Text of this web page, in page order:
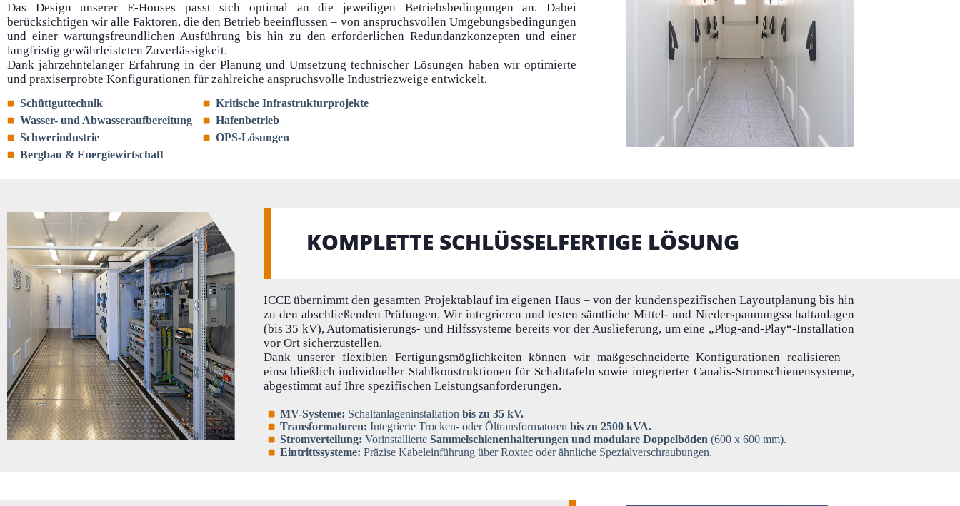
Das Design unserer E-Houses passt sich optimal an die jeweiligen Betriebsbedingungen an. Dabei
berücksichtigen wir alle Faktoren, die den Betrieb beeinflussen – von anspruchsvollen Umgebungsbedingungen
und einer wartungsfreundlichen Ausführung bis hin zu den erforderlichen Redundanzkonzepten und einer
langfristig gewährleisteten Zuverlässigkeit.
Dank jahrzehntelanger Erfahrung in der Planung und Umsetzung technischer Lösungen haben wir optimierte
und praxiserprobte Konfigurationen für zahlreiche anspruchsvolle Industriezweige entwickelt.
Schüttguttechnik
Wasser- und Abwasseraufbereitung
Schwerindustrie
Bergbau & Energiewirtschaft
Kritische Infrastrukturprojekte
Hafenbetrieb
OPS-Lösungen
KOMPLETTE SCHLÜSSELFERTIGE LÖSUNG
ICCE übernimmt den gesamten Projektablauf im eigenen Haus – von der kundenspezifischen Layoutplanung bis hin
zu den abschließenden Prüfungen. Wir integrieren und testen sämtliche Mittel- und Niederspannungsschaltanlagen
(bis 35 kV), Automatisierungs- und Hilfssysteme bereits vor der Auslieferung, um eine „Plug-and-Play“-Installation
vor Ort sicherzustellen.
Dank unserer flexiblen Fertigungsmöglichkeiten können wir maßgeschneiderte Konfigurationen realisieren –
einschließlich individueller Stahlkonstruktionen für Schalttafeln sowie integrierter Canalis-Stromschienensysteme,
abgestimmt auf Ihre spezifischen Leistungsanforderungen.
MV-Systeme: Schaltanlageninstallationbis zu 35 kV.
Transformatoren:Integrierte Trocken- oder Öltransformatorenbis zu 2500 kVA.
Stromverteilung:VorinstallierteSammelschienenhalterungen und modulare Doppelböden (600 x 600 mm).
Eintrittssysteme:Präzise Kabeleinführung über Roxtec oder ähnliche Spezialverschraubungen.